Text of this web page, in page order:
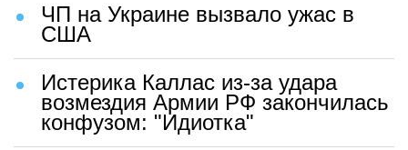
ЧП на Украине вызвало ужас в
США
Истерика Каллас из-за удара
возмездия Армии РФ закончилась
конфузом: "Идиотка"